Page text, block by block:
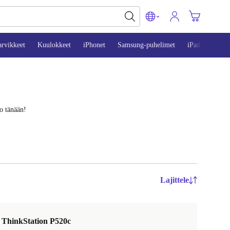
Kuulokkeet iPhonet Samsung-puhelimet iPadit
tänään!
Lajittele
P520c